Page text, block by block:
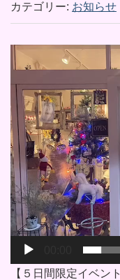
カテゴリー: お知らせ
動
画
プ
レ
ー
ヤ
ー
【５日間限定イベント